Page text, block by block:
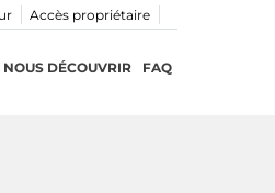
Accès propriétaire
NOUS DÉCOUVRIR FAQ